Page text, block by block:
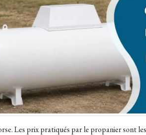
Les prix pratiqués par le propanier sont